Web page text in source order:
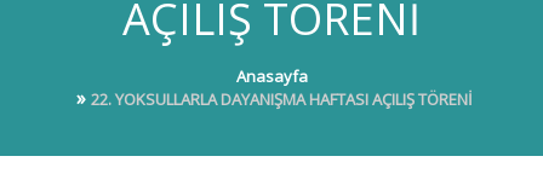
AÇILIŞ TÖRENİ
Anasayfa
22. YOKSULLARLA DAYANIŞMA HAFTASI AÇILIŞ TÖRENİ